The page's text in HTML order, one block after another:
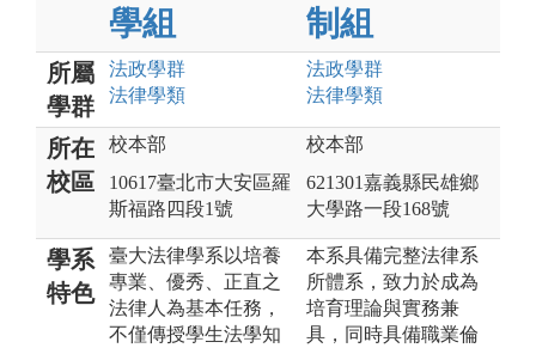
學組
制組
所屬
學群
法政學群
法律學類
法政學群
法律學類
所在
校區
校本部
10617臺北市大安區羅
斯福路四段1號
校本部
621301嘉義縣民雄鄉
大學路一段168號
學系
特色
臺大法律學系以培養
專業、優秀、正直之
法律人為基本任務，
不僅傳授學生法學知
本系具備完整法律系
所體系，致力於成為
培育理論與實務兼
具，同時具備職業倫